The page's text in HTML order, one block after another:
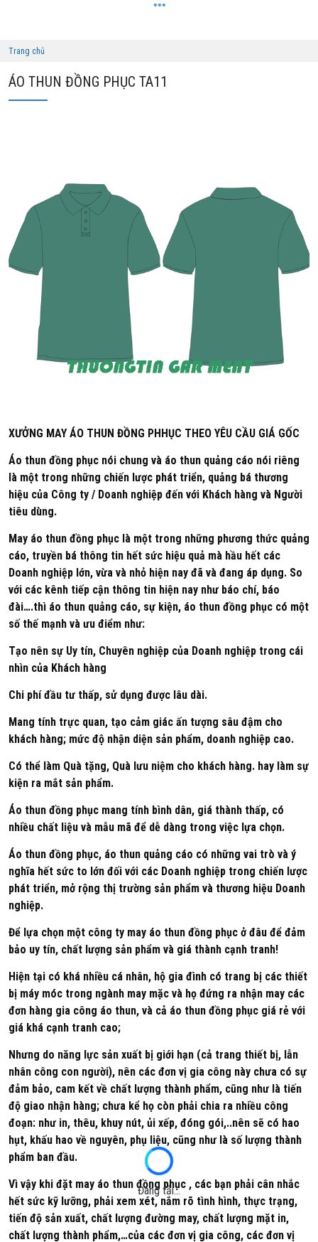
Trang chủ
ÁO THUN ĐỒNG PHỤC TA11
XƯỞNG MAY ÁO THUN ĐỒNG PHHỤC THEO YÊU CẦU GIÁ GỐC
Áo thun đồng phục nói chung và áo thun quảng cáo nói riêng
là một trong những chiến lược phát triển, quảng bá thương
hiệu của Công ty / Doanh nghiệp đến với Khách hàng và Người
tiêu dùng.
May áo thun đồng phục là một trong những phương thức quảng
cáo, truyền bá thông tin hết sức hiệu quả mà hầu hết các
Doanh nghiệp lớn, vừa và nhỏ hiện nay đã và đang áp dụng. So
với các kênh tiếp cận thông tin hiện nay như báo chí, báo
đài….thì áo thun quảng cáo, sự kiện, áo thun đồng phục có một
số thế mạnh và ưu điểm như:
Tạo nên sự Uy tín, Chuyên nghiệp của Doanh nghiệp trong cái
nhìn của Khách hàng
Chi phí đầu tư thấp, sử dụng được lâu dài.
Mang tính trực quan, tạo cảm giác ấn tượng sâu đậm cho
khách hàng; mức độ nhận diện sản phẩm, doanh nghiệp cao.
Có thể làm Quà tặng, Quà lưu niệm cho khách hàng. hay làm sự
kiện ra mắt sản phẩm.
Áo thun đồng phục mang tính bình dân, giá thành thấp, có
nhiều chất liệu và mẫu mã để dễ dàng trong việc lựa chọn.
Áo thun đồng phục, áo thun quảng cáo có những vai trò và ý
nghĩa hết sức to lớn đối với các Doanh nghiệp trong chiến lược
phát triển, mở rộng thị trường sản phẩm và thương hiệu Doanh
nghiệp.
Để lựa chọn một công ty may áo thun đồng phục ở đâu để đảm
bảo uy tín, chất lượng sản phẩm và giá thành cạnh tranh!
Hiện tại có khá nhiều cá nhân, hộ gia đình có trang bị các thiết
bị máy móc trong ngành may mặc và họ đứng ra nhận may các
đơn hàng gia công áo thun, và cả áo thun đồng phục giá rẻ với
giá khá cạnh tranh cao;
Nhưng do năng lực sản xuất bị giới hạn (cả trang thiết bị, lẫn
nhân công con người), nên các đơn vị gia công này chưa có sự
đảm bảo, cam kết về chất lượng thành phẩm, cũng như là tiến
độ giao nhận hàng; chưa kể họ còn phải chia ra nhiều công
đoạn: như in, thêu, khuy nút, ủi xếp, đóng gói,..nên sẽ có hao
hụt, khấu hao về nguyên, phụ liệu, cũng như là số lượng thành
phẩm ban đầu.
Vì vậy khi đặt may áo thun đồng phục , các bạn phải cân nhắc
hết sức kỹ lưỡng, phải xem xét, nắm rõ tình hình, thực trạng,
tiến độ sản xuất, chất lượng đường may, chất lượng mặt in,
chất lượng thành phẩm,…của các đơn vị gia công, các đơn vị
Đang tải...